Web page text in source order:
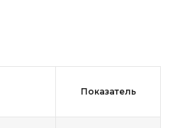
Показатель